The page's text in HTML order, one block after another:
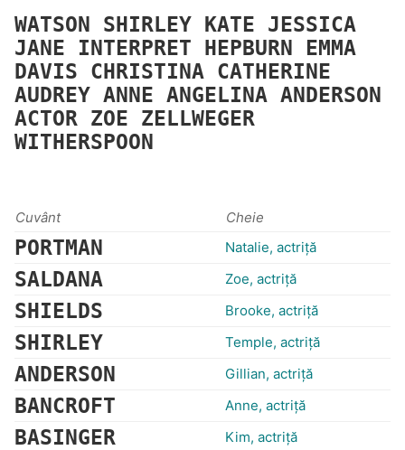
WATSON SHIRLEY KATE JESSICA
JANE INTERPRET HEPBURN EMMA
DAVIS CHRISTINA CATHERINE
AUDREY ANNE ANGELINA ANDERSON
ACTOR ZOE ZELLWEGER
WITHERSPOON
Cuvânt Cheie
PORTMAN Natalie, actriță
SALDANA Zoe, actriță
SHIELDS Brooke, actriță
SHIRLEY Temple, actriță
ANDERSON Gillian, actriță
BANCROFT Anne, actriță
BASINGER Kim, actriță